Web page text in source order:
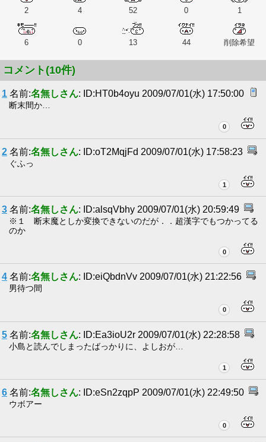
2 4 52 0 1
6 0 13 44 削除希望
コメント(10件)
1 名前:名無しさん: ID:HT0b4oyu 2009/07/01(水) 17:50:00
断末間か…
0
2 名前:名無しさん: ID:oT2MqjFd 2009/07/01(水) 17:58:23
ぐふっ
1
3 名前:名無しさん: ID:alsqVbhy 2009/07/01(水) 20:59:49
※１ 断末魔としか変換できないのだが．．超漢字でもつかってる
のか
0
4 名前:名無しさん: ID:eiQbdnVv 2009/07/01(水) 21:22:56
男待つ間
0
5 名前:名無しさん: ID:Ea3ioU2r 2009/07/01(水) 22:28:58
小島と読んでしまったばっかりに、よしおが…
1
6 名前:名無しさん: ID:eSn2zqpP 2009/07/01(水) 22:49:50
ウボアー
0